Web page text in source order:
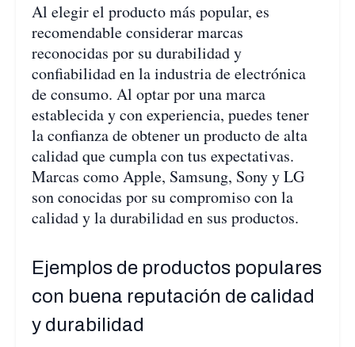
Al elegir el producto más popular, es
recomendable considerar marcas
reconocidas por su durabilidad y
confiabilidad en la industria de electrónica
de consumo. Al optar por una marca
establecida y con experiencia, puedes tener
la confianza de obtener un producto de alta
calidad que cumpla con tus expectativas.
Marcas como Apple, Samsung, Sony y LG
son conocidas por su compromiso con la
calidad y la durabilidad en sus productos.
Ejemplos de productos populares
con buena reputación de calidad
y durabilidad